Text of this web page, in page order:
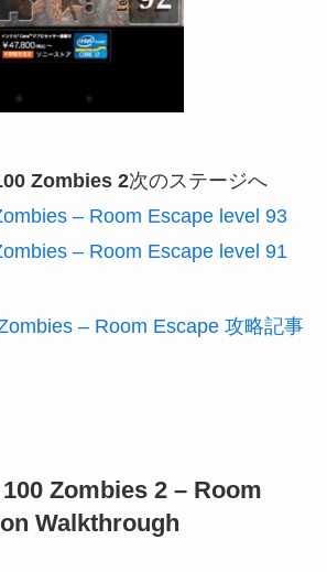
Zombies 2次のステージへ
– Room Escape level 93
– Room Escape level 91
– Room Escape 攻略記事
Zombies 2 – Room
Walkthrough